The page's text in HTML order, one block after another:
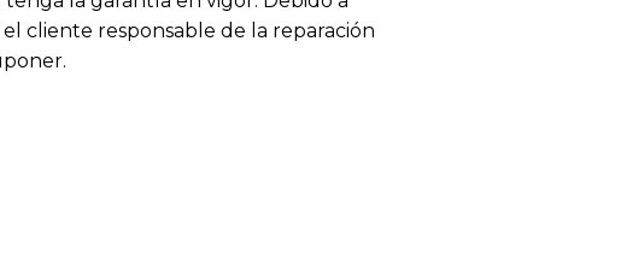
cliente responsable de la reparación